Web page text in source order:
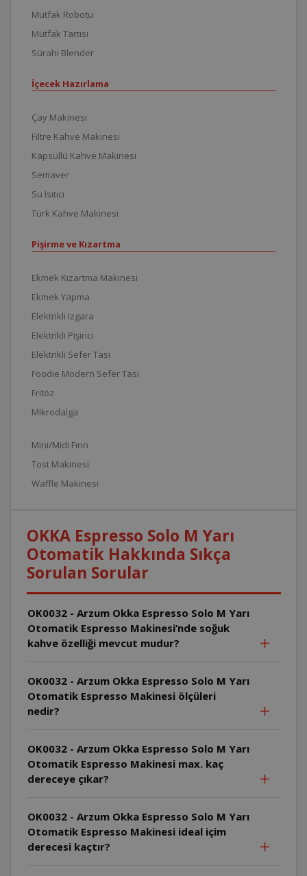
Mutfak Robotu
Mutfak Tartısı
Sürahi Blender
İçecek Hazırlama
Çay Makinesi
Filtre Kahve Makinesi
Kapsüllü Kahve Makinesi
Semaver
Su Isıtıcı
Türk Kahve Makinesi
Pişirme ve Kızartma
Ekmek Kızartma Makinesi
Ekmek Yapma
Elektrikli Izgara
Elektrikli Pişirici
Elektrikli Sefer Tası
Foodie Modern Sefer Tası
Fritöz
Mikrodalga
Mini/Midi Fırın
Tost Makinesi
Waffle Makinesi
OKKA Espresso Solo M Yarı
Otomatik Hakkında Sıkça
Sorulan Sorular
OK0032 - Arzum Okka Espresso Solo M Yarı
Otomatik Espresso Makinesi’nde soğuk
kahve özelliği mevcut mudur?
OK0032 - Arzum Okka Espresso Solo M Yarı
Otomatik Espresso Makinesi ölçüleri
nedir?
OK0032 - Arzum Okka Espresso Solo M Yarı
Otomatik Espresso Makinesi max. kaç
dereceye çıkar?
OK0032 - Arzum Okka Espresso Solo M Yarı
Otomatik Espresso Makinesi ideal içim
derecesi kaçtır?